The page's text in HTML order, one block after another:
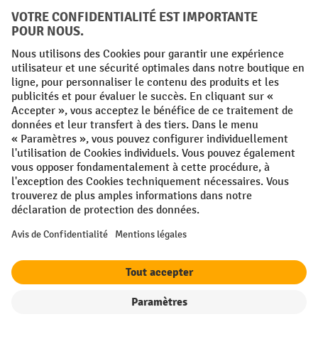
FR NL
Conditions générales Mentions légales
Protection des Données Politique de cookies
All prices excl. VAT plusshipping costsand possible delivery charges,
if not stated otherwise.
¹ La remise est valable jusqu'à épuisement des stocks. La remise ne
s'applique pas aux prix spéciaux. Il n'est pas possible de le combiner
avec d'autres réductions en pourcentage ou bons de réduction. | ² La
réduction sera accordée une seule fois lors de la première inscription
à la newsletter. Le code de réduction est valable pendant 10 jours et
nette minimale de 250,00 €. La réduction varie selon la catégorie de
produits et peut atteindre un maximum de 10 %. Les transpalettes
électriques, les gerbeurs électriques, les chariots élévateurs